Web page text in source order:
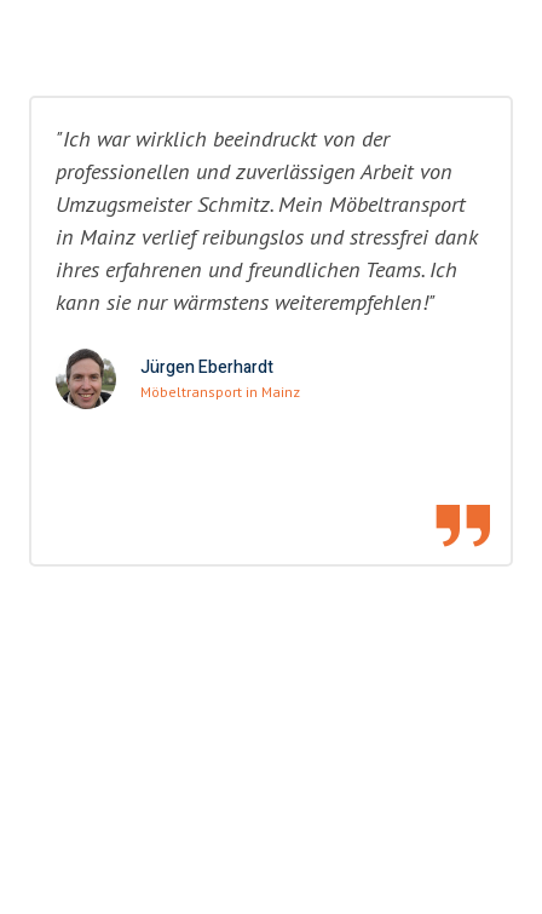
"Ich war wirklich beeindruckt von der
professionellen und zuverlässigen Arbeit von
Umzugsmeister Schmitz. Mein Möbeltransport
in Mainz verlief reibungslos und stressfrei dank
ihres erfahrenen und freundlichen Teams. Ich
kann sie nur wärmstens weiterempfehlen!"
Jürgen Eberhardt
Möbeltransport in Mainz